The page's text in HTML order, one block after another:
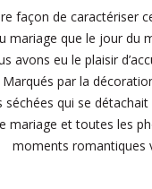
façon de caractériser
mariage que le jour du
avons eu le plaisir
par la
qui se
mariage et toutes les
moments romantiques